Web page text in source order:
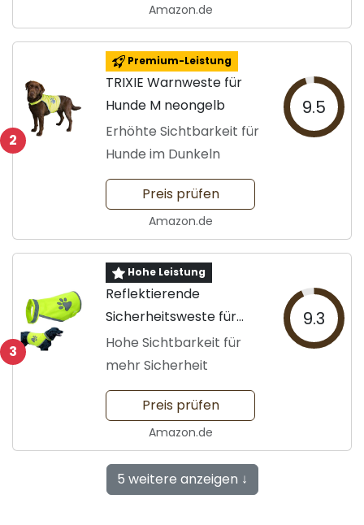
Amazon.de
2
Premium-Leistung
TRIXIE Warnweste für
Hunde M neongelb
Erhöhte Sichtbarkeit für
Hunde im Dunkeln
9.5
Preis prüfen
Amazon.de
3
Hohe Leistung
Reflektierende
Sicherheitsweste für
Hunde in L
Hohe Sichtbarkeit für
mehr Sicherheit
9.3
Preis prüfen
Amazon.de
5 weitere anzeigen ↓